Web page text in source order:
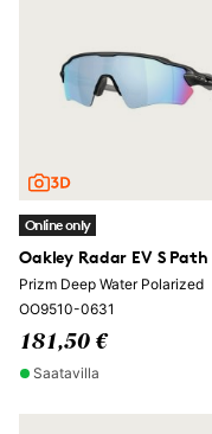
Online only
Oakley Radar EV S Path
Prizm Deep Water Polarized
OO9510-0631
181,50 €
Saatavilla